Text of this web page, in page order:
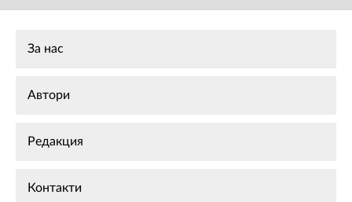
За нас
Автори
Редакция
Контакти